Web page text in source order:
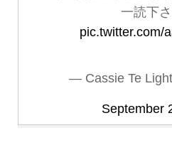
一読下さ
pic.twitter.com/
— Cassie Te
September